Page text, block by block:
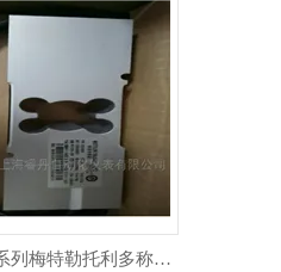
MT1260系列梅特勒托利多称重传感器